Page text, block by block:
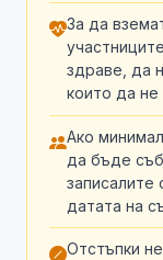
За да
здраве, да
които да не
Ако
да бъде
записалите
датата на
Отстъпки